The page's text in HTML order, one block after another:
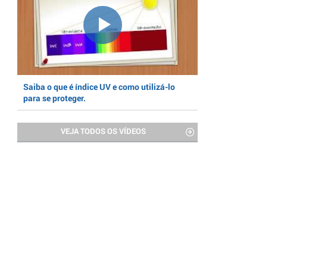
Saiba o que é índice UV e como utilizá-lo
para se proteger.
VEJA TODOS OS VÍDEOS